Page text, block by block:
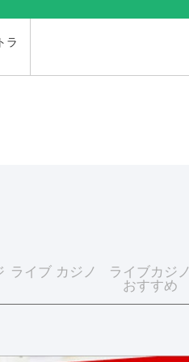
ラ
ライブ カジノ ライブカジノ
おすすめ